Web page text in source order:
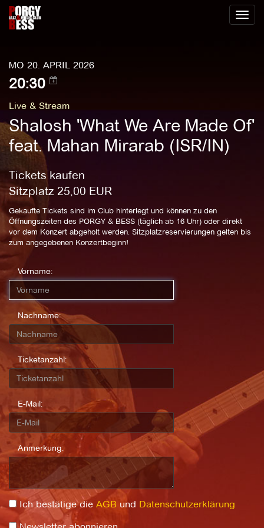
Toggle
MO 20. APRIL 2026
20:30
Live & Stream
Shalosh 'What We Are Made Of'
feat. Mahan Mirarab (ISR/IN)
Tickets kaufen
Sitzplatz 25,00 EUR
Gekaufte Tickets sind im Club hinterlegt und können zu den
Öffnungszeiten des PORGY & BESS (täglich ab 16 Uhr) oder direkt
vor dem Konzert abgeholt werden. Sitzplatzreservierungen gelten bis
zum angegebenen Konzertbeginn!
Vorname:
Nachname:
Ticketanzahl:
E-Mail:
Anmerkung:
Ich bestätige die AGB und Datenschutzerklärung